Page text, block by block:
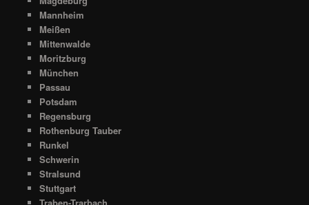
Mannheim
Meißen
Mittenwalde
Moritzburg
München
Passau
Potsdam
Regensburg
Rothenburg Tauber
Runkel
Schwerin
Stralsund
Stuttgart